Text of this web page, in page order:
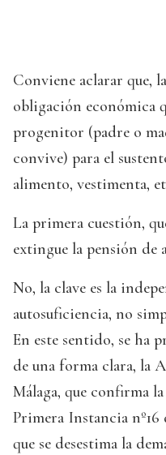
Conviene aclarar que,
obligación económica
progenitor (padre o
convive) para el
alimento, vestimenta,
La primera cuestión,
extingue la pensión de
No, la clave es la
autosuficiencia, no
En este sentido, se ha
de una forma clara, la
Málaga, que confirma
Primera Instancia
que se desestima la